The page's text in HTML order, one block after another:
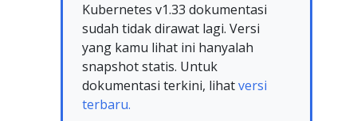
Kubernetes v1.33 dokumentasi
sudah tidak dirawat lagi. Versi
yang kamu lihat ini hanyalah
snapshot statis. Untuk
dokumentasi terkini, lihatversi
terbaru.